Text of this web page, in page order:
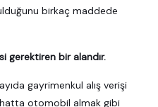
birkaç maddede
gerektiren bir alandır.
gayrimenkul alış verişi
otomobil almak gibi